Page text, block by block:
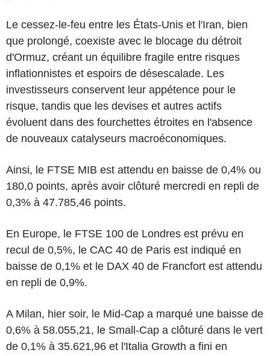
Le cessez-le-feu entre les États-Unis et l'Iran, bien
que prolongé, coexiste avec le blocage du détroit
d'Ormuz, créant un équilibre fragile entre risques
inflationnistes et espoirs de désescalade. Les
investisseurs conservent leur appétence pour le
risque, tandis que les devises et autres actifs
évoluent dans des fourchettes étroites en l'absence
de nouveaux catalyseurs macroéconomiques.
Ainsi, le FTSE MIB est attendu en baisse de 0,4% ou
180,0 points, après avoir clôturé mercredi en repli de
0,3% à 47.785,46 points.
En Europe, le FTSE 100 de Londres est prévu en
recul de 0,5%, le CAC 40 de Paris est indiqué en
baisse de 0,1% et le DAX 40 de Francfort est attendu
en repli de 0,9%.
A Milan, hier soir, le Mid-Cap a marqué une baisse de
0,6% à 58.055,21, le Small-Cap a clôturé dans le vert
de 0,1% à 35.621,96 et l'Italia Growth a fini en